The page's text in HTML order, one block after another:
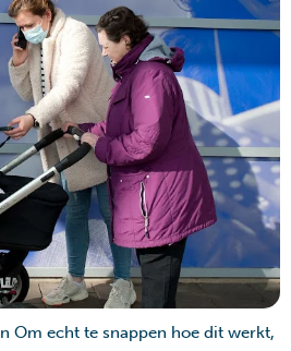
Om echt te snappen hoe dit werkt,